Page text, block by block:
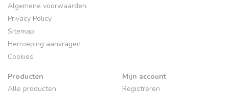
Algemene voorwaarden
Privacy Policy
Sitemap
Herroeping aanvragen
Cookies
Producten
Alle producten
Mijn account
Registreren